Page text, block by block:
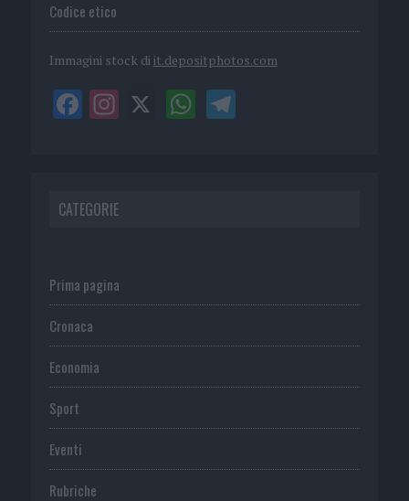
Codice etico
Immagini stock di it.depositphotos.com
CATEGORIE
Prima pagina
Cronaca
Economia
Sport
Eventi
Rubriche